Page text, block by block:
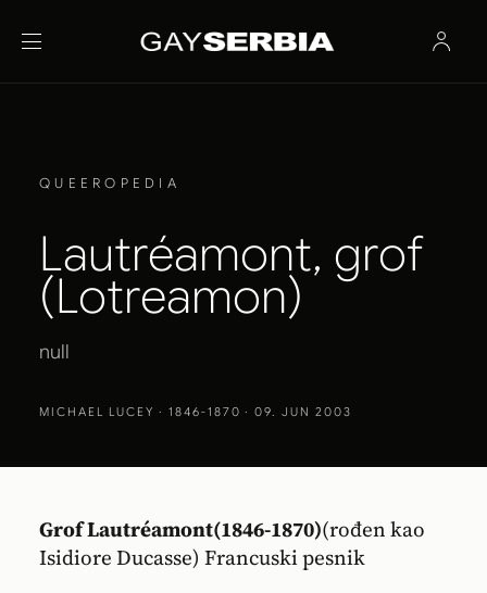
QUEEROPEDIA
Lautréamont, grof
(Lotreamon)
null
MICHAEL LUCEY · 1846-1870 · 09. JUN 2003
Grof Lautréamont(1846-1870)(rođen kao
Isidiore Ducasse) Francuski pesnik